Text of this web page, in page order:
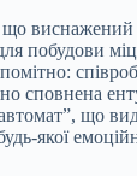
виснажений
побудови
сповнена
що
якої